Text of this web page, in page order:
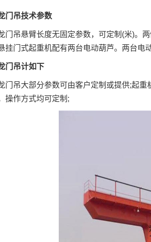
吊技术参数
吊悬臂长度无固定参数，可定制(米)。两
挂门式起重机配有两台电动葫芦。两台电
吊计如下
吊大部分参数可由客户定制或提供;起重
操作方式均可定制;